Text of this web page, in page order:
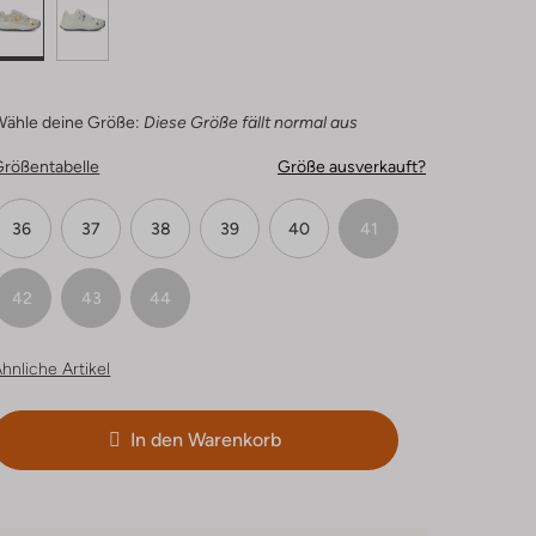
deine Größe: Diese Größe fällt normal aus
Größe ausverkauft?
36 37 38 39 40 41
42 43 44
Artikel
In den Warenkorb